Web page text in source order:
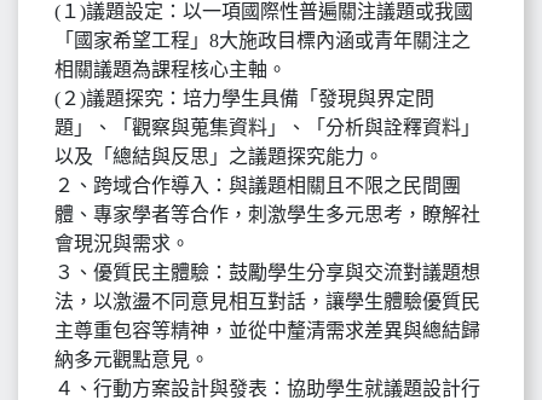
(１)議題設定：以一項國際性普遍關注議題或我國
「國家希望工程」8大施政目標內涵或青年關注之
相關議題為課程核心主軸。
(２)議題探究：培力學生具備「發現與界定問
題」、「觀察與蒐集資料」、「分析與詮釋資料」
以及「總結與反思」之議題探究能力。
２、跨域合作導入：與議題相關且不限之民間團
體、專家學者等合作，刺激學生多元思考，瞭解社
會現況與需求。
３、優質民主體驗：鼓勵學生分享與交流對議題想
法，以激盪不同意見相互對話，讓學生體驗優質民
主尊重包容等精神，並從中釐清需求差異與總結歸
納多元觀點意見。
４、行動方案設計與發表：協助學生就議題設計行